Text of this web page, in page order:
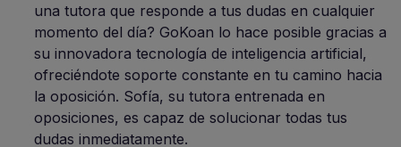
una tutora que responde a tus dudas en cualquier
momento del día? GoKoan lo hace posible gracias a
su innovadora tecnología de inteligencia artificial,
ofreciéndote soporte constante en tu camino hacia
la oposición. Sofía, su tutora entrenada en
oposiciones, es capaz de solucionar todas tus
dudas inmediatamente.